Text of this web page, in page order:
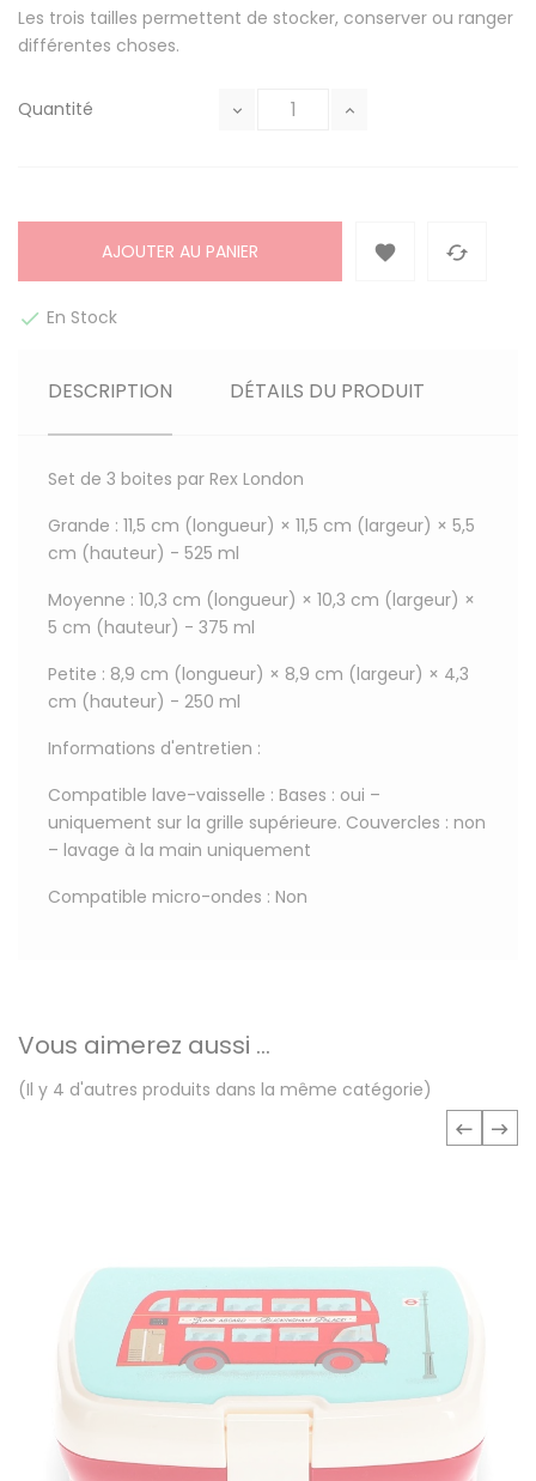
Les trois tailles permettent de stocker, conserver ou ranger
différentes choses.
Quantité
AJOUTER AU PANIER  
 En Stock
DESCRIPTION DÉTAILS DU PRODUIT
Set de 3 boites par Rex London
Grande : 11,5 cm (longueur) × 11,5 cm (largeur) × 5,5
cm (hauteur) - 525 ml
Moyenne : 10,3 cm (longueur) × 10,3 cm (largeur) ×
5 cm (hauteur) - 375 ml
Petite : 8,9 cm (longueur) × 8,9 cm (largeur) × 4,3
cm (hauteur) - 250 ml
Informations d'entretien :
Compatible lave-vaisselle : Bases : oui –
uniquement sur la grille supérieure. Couvercles : non
– lavage à la main uniquement
Compatible micro-ondes : Non
Vous aimerez aussi ...
(Il y 4 d'autres produits dans la même catégorie)